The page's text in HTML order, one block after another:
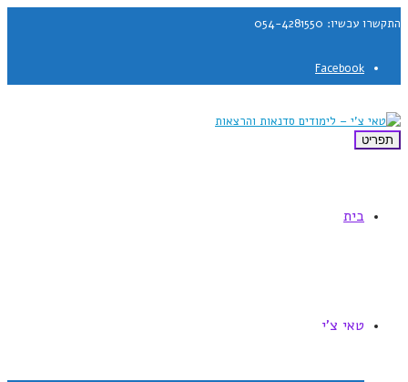
התקשרו עכשיו: 054-4281550
Facebook
תפריט
בית
טאי צ'י